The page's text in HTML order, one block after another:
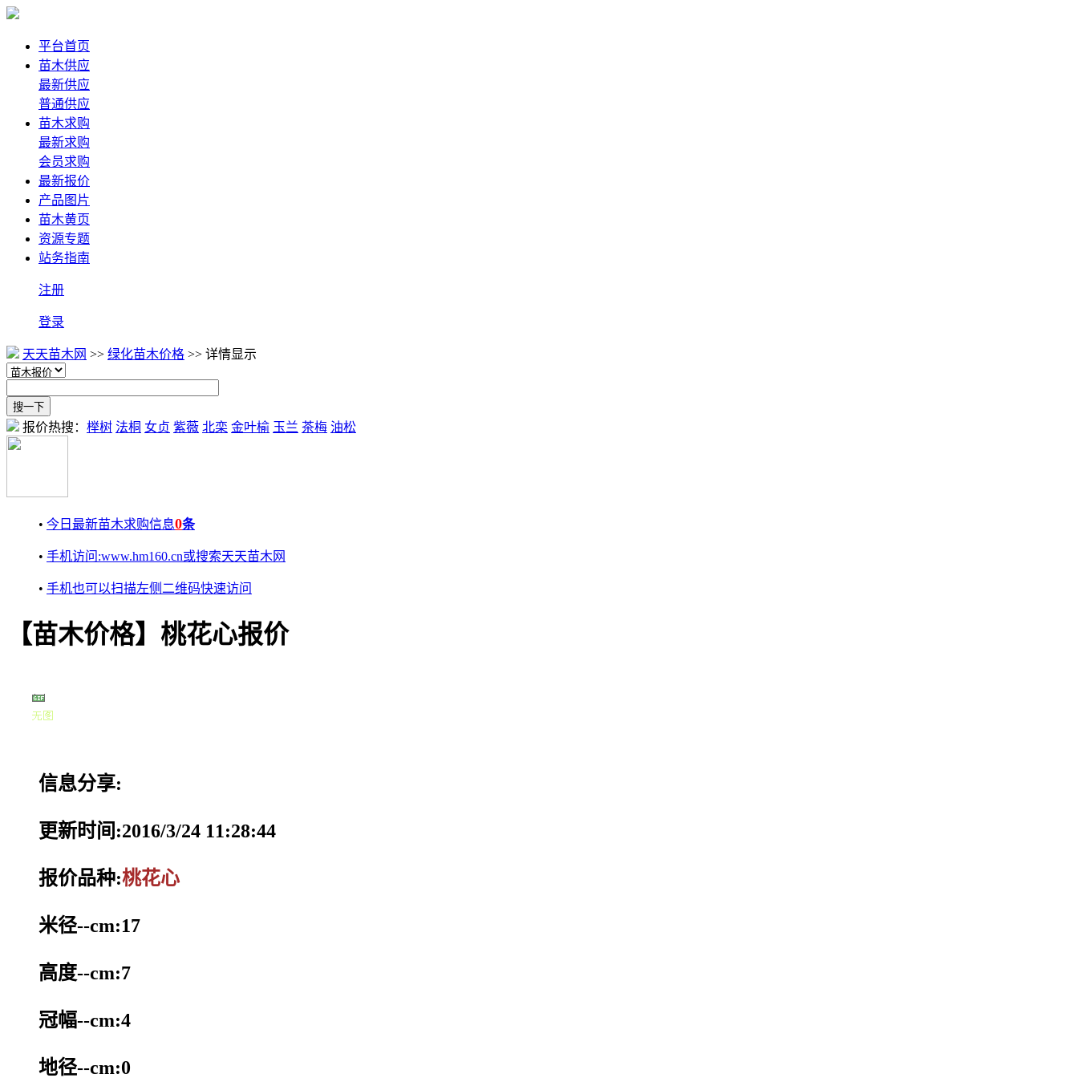
平台首页
苗木供应
最新供应
普通供应
苗木求购
最新求购
会员求购
最新报价
产品图片
苗木黄页
资源专题
站务指南
注册
登录
天天苗木网 >> 绿化苗木价格 >> 详情显示
报价热搜： 榉树 法桐 女贞 紫薇 北栾 金叶榆 玉兰 茶梅 油松
• 今日最新苗木求购信息0条
• 手机访问:www.hm160.cn或搜索天天苗木网
• 手机也可以扫描左侧二维码快速访问
【苗木价格】桃花心报价
信息分享:
更新时间:2016/3/24 11:28:44
报价品种:桃花心
米径--cm:17
高度--cm:7
冠幅--cm:4
地径--cm:0